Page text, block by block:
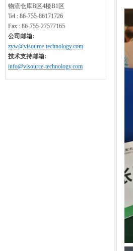
物流仓库B区4楼B1区
Tel : 86-755-86171726
Fax : 86-755-27577165
公司邮箱:
zyw@visource-technology.com
技术支持邮箱:
info@visource-technology.com